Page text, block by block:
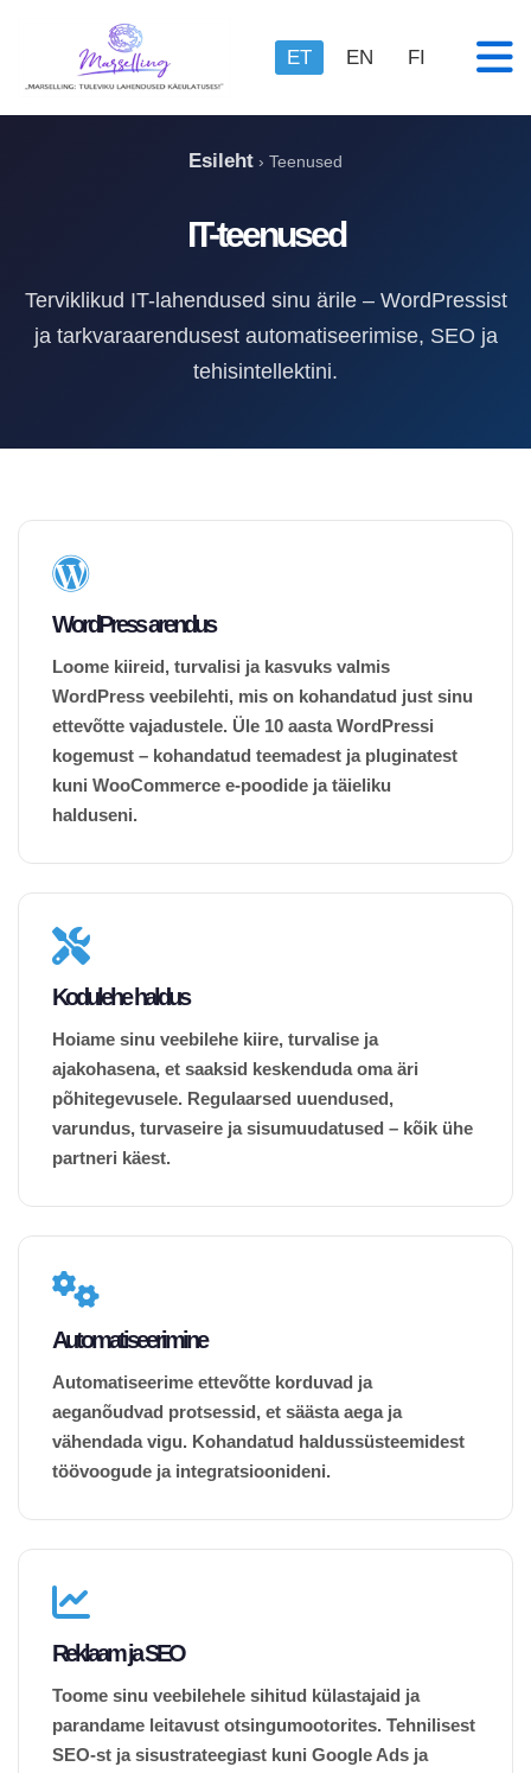
ET EN FI
Esileht › Teenused
IT-teenused
Terviklikud IT-lahendused sinu ärile – WordPressist
ja tarkvaraarendusest automatiseerimise, SEO ja
tehisintellektini.
WordPress arendus
Loome kiireid, turvalisi ja kasvuks valmis
WordPress veebilehti, mis on kohandatud just sinu
ettevõtte vajadustele. Üle 10 aasta WordPressi
kogemust – kohandatud teemadest ja pluginatest
kuni WooCommerce e-poodide ja täieliku
halduseni.
Kodulehe haldus
Hoiame sinu veebilehe kiire, turvalise ja
ajakohasena, et saaksid keskenduda oma äri
põhitegevusele. Regulaarsed uuendused,
varundus, turvaseire ja sisumuudatused – kõik ühe
partneri käest.
Automatiseerimine
Automatiseerime ettevõtte korduvad ja
aeganõudvad protsessid, et säästa aega ja
vähendada vigu. Kohandatud haldussüsteemidest
töövoogude ja integratsioonideni.
Reklaam ja SEO
Toome sinu veebilehele sihitud külastajaid ja
parandame leitavust otsingumootorites. Tehnilisest
SEO-st ja sisustrateegiast kuni Google Ads ja